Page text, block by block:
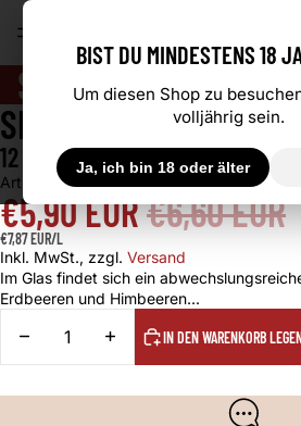
SPÄTBURGUNDER
BILD IM VOLLBILDMODUS ÖFFNEN
SPÄTBURGUNDER ROSÉ
12 % VOL. | 0,75 L | 2025
Artikel-Nr.: 116206
ANGEBOTSPREIS
€5,90 EUR€6,60 EUR
GRUNDPREIS
€7,87 EUR/L
Inkl. MwSt., zzgl. Versand
Im Glas findet sich ein
Erdbeeren und Himbeeren...
MENGE VERRINGERNMENGE ERHÖHEN
IN DEN WARENKORB
BIST DU MINDESTENS 18
Um diesen Shop zu
volljährig sein.
Ja, ich bin 18 oder älter